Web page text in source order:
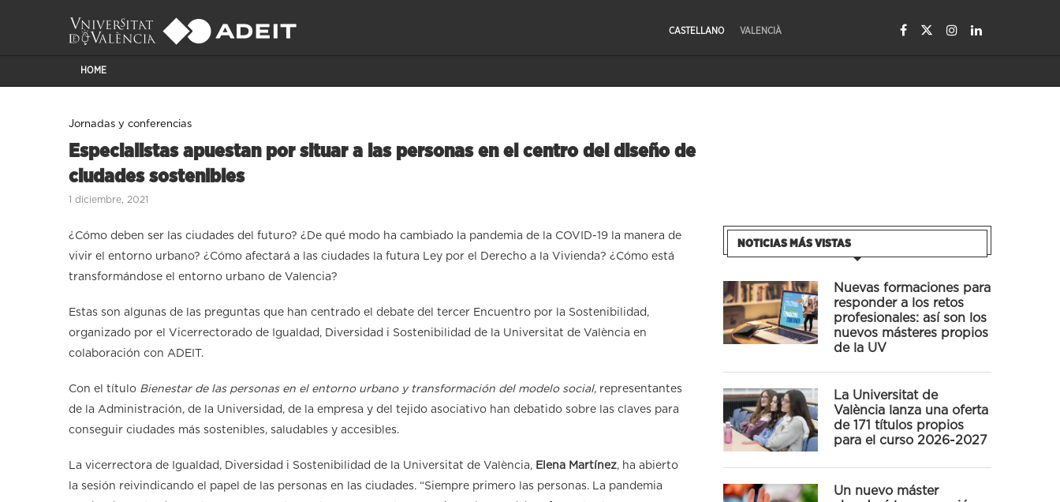
CASTELLANO VALENCIÀ
HOME
Jornadas y conferencias
Especialistas apuestan por situar a las personas en el centro del diseño de
ciudades sostenibles
1 diciembre, 2021
¿Cómo deben ser las ciudades del futuro? ¿De qué modo ha cambiado la pandemia de la COVID-19 la manera de
vivir el entorno urbano? ¿Cómo afectará a las ciudades la futura Ley por el Derecho a la Vivienda? ¿Cómo está
transformándose el entorno urbano de Valencia?
Estas son algunas de las preguntas que han centrado el debate del tercer Encuentro por la Sostenibilidad,
organizado por el Vicerrectorado de Igualdad, Diversidad i Sostenibilidad de la Universitat de València en
colaboración con ADEIT.
Con el título Bienestar de las personas en el entorno urbano y transformación del modelo social, representantes
de la Administración, de la Universidad, de la empresa y del tejido asociativo han debatido sobre las claves para
conseguir ciudades más sostenibles, saludables y accesibles.
La vicerrectora de Igualdad, Diversidad i Sostenibilidad de la Universitat de València, Elena Martínez, ha abierto
la sesión reivindicando el papel de las personas en las ciudades. “Siempre primero las personas. La pandemia
NOTICIAS MÁS VISTAS
Nuevas formaciones para
responder a los retos
profesionales: así son los
nuevos másteres propios
de la UV
La Universitat de
València lanza una oferta
de 171 títulos propios
para el curso 2026-2027
Un nuevo máster